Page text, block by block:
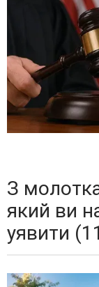
З
який ви
уявити